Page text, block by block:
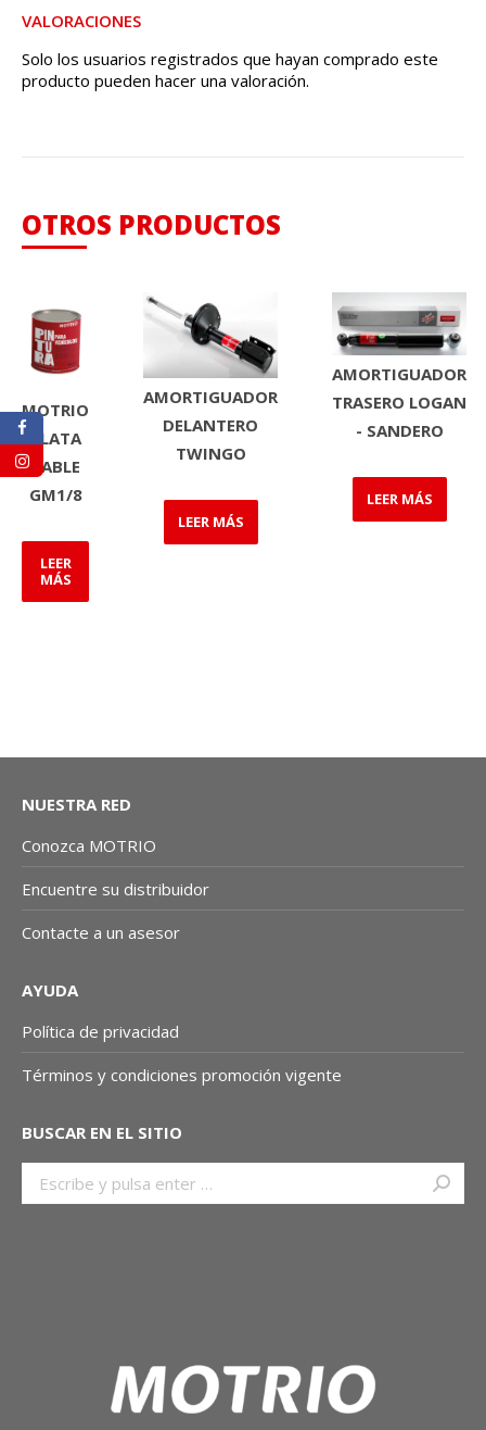
VALORACIONES
Solo los usuarios registrados que hayan comprado este
producto pueden hacer una valoración.
OTROS PRODUCTOS
MOTRIO
PLATA
SABLE
GM1/8
LEER
MÁS
AMORTIGUADOR
DELANTERO
TWINGO
LEER MÁS
AMORTIGUADOR
TRASERO LOGAN
- SANDERO
LEER MÁS
NUESTRA RED
Conozca MOTRIO
Encuentre su distribuidor
Contacte a un asesor
AYUDA
Política de privacidad
Términos y condiciones promoción vigente
BUSCAR EN EL SITIO